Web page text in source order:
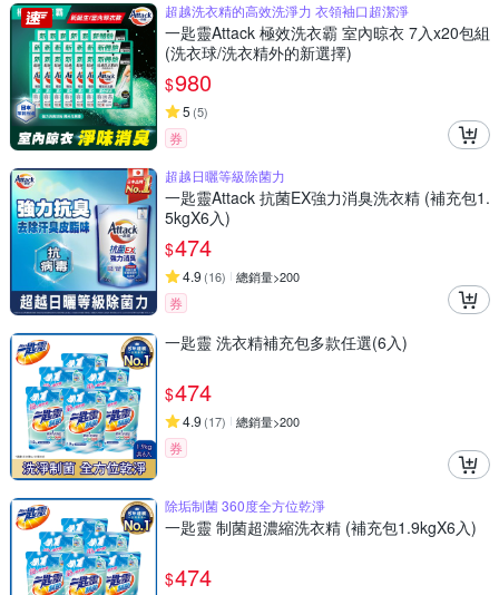
超越洗衣精的高效洗淨力 衣領袖口超潔淨
一匙靈Attack 極效洗衣霸 室內晾衣 7入x20包組
(洗衣球/洗衣精外的新選擇)
$980
5 (5)
券
超越日曬等級除菌力
一匙靈Attack 抗菌EX強力消臭洗衣精 (補充包1.
5kgX6入)
$474
4.9 (16) 總銷量>200
券
一匙靈 洗衣精補充包多款任選(6入)
$474
4.9 (17) 總銷量>200
券
除垢制菌 360度全方位乾淨
一匙靈 制菌超濃縮洗衣精 (補充包1.9kgX6入)
$474